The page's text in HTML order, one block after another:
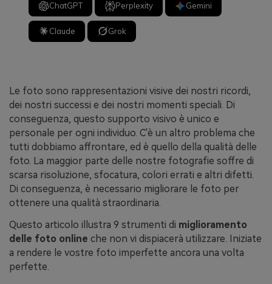
ChatGPT Perplexity Gemini
Claude Grok
Le foto sono rappresentazioni visive dei nostri ricordi,
dei nostri successi e dei nostri momenti speciali. Di
conseguenza, questo supporto visivo è unico e
personale per ogni individuo. C'è un altro problema che
tutti dobbiamo affrontare, ed è quello della qualità delle
foto. La maggior parte delle nostre fotografie soffre di
scarsa risoluzione, sfocatura, colori errati e altri difetti.
Di conseguenza, è necessario migliorare le foto per
ottenere una qualità straordinaria.
Questo articolo illustra 9 strumenti di miglioramento
delle foto online che non vi dispiacerà utilizzare. Iniziate
a rendere le vostre foto imperfette ancora una volta
perfette.